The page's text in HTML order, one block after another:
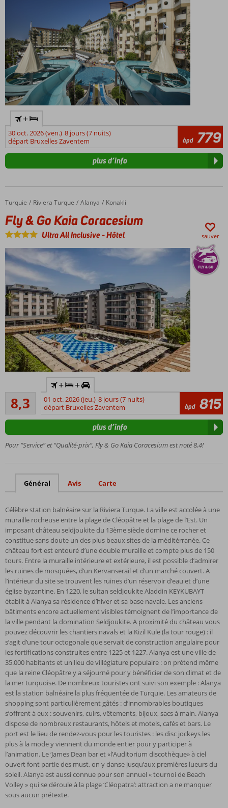
formule
ultra
tout
compris
+
30 oct. 2026 (ven.) 8 jours (7 nuits)
départ Bruxelles Zaventem
àpd 779
plus d’info
Accueil
Turquie Riviera Turque Alanya Konakli
Fly & Go Kaia Coracesium
Fly & Go Kaia Coracesium
Ultra All Inclusive-Hôtel sauver
location
incluse
Etablissement
Mini parc
avec
toboggan
Particulièrement
familles
8,3
Très bon
106
commentaires
+ +
01 oct. 2026 (jeu.) 8 jours (7 nuits)
départ Bruxelles Zaventem
àpd 815
Pour “Service” et “Qualité-prix”, Fly & Go Kaia Coracesium est noté 8,4!
plus d’info
Général Avis Carte
Célèbre station balnéaire sur la Riviera Turque. La ville est accolée à une
muraille rocheuse entre la plage de Cléopâtre et la plage de l’Est. Un
imposant château seldjoukite du 13ème siècle domine ce rocher et
constitue sans doute un des plus beaux sites de la méditérranée. Ce
château fort est entouré d’une double muraille et compte plus de 150
tours. Entre la muraille intérieure et extérieure, il est possible d’admirer
les ruines de mosquées, d’un Kervanserail et d’un marché couvert. A
l’intérieur du site se trouvent les ruines d’un réservoir d’eau et d’une
église byzantine. En 1220, le sultan seldjoukite Aladdin KEYKUBAYT
établit à Alanya sa résidence d’hiver et sa base navale. Les anciens
bâtiments encore actuellement visibles témoignent de l’importance de
la ville pendant la domination Seldjoukite. A proximité du château vous
pouvez découvrir les chantiers navals et la Kizil Kule (la tour rouge) : il
s’agit d’une tour octogonale que servait de construction angulaire pour
les fortifications construites entre 1225 et 1227. Alanya est une ville de
35.000 habitants et un lieu de villégiature populaire : on prétend même
que la reine Cléopâtre y a séjourné pour y bénéficier de son climat et de
la mer turquoise. De nombreux touristes ont suivi son exemple : Alanya
est la station balnéaire la plus fréquentée de Turquie. Les amateurs de
shopping sont particulièrement gâtés : d’innombrables boutiques
s’offrent à eux : souvenirs, cuirs, vêtements, bijoux, sacs à main. Alanya
dispose de nombreux restaurants, hôtels et motels, cafés et bars. Le
port est le lieu de rendez-vous pour les touristes : les disc jockeys les
plus à la mode y viennent du monde entier pour y participer à
l’animation. Le ‘James Dean bar et «l’Auditorium discothèque» à ciel
ouvert font partie des must, on y danse jusqu’aux premières lueurs du
soleil. Alanya est aussi connue pour son annuel « tournoi de Beach
Volley » qui se déroule à la plage ‘Cléopatra’: attraction a ne manquer
sous aucun prétexte.